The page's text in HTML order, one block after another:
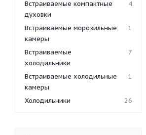
Встраиваемые компактные
духовки
4
Встраиваемые морозильные
камеры
1
Встраиваемые
холодильники
7
Встраиваемые холодильные
камеры
1
Холодильники 26